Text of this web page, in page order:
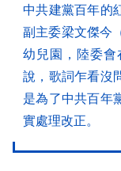
中共建黨百年的
副主委梁文傑今
幼兒園，陸委
說，歌詞乍看沒
是為了中共百年
實處理改正。